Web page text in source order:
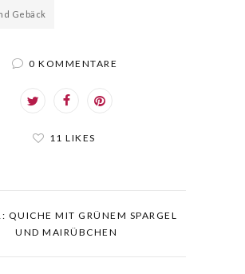
Gebäck
0 KOMMENTARE
11 LIKES
QUICHE MIT GRÜNEM SPARGEL
UND MAIRÜBCHEN